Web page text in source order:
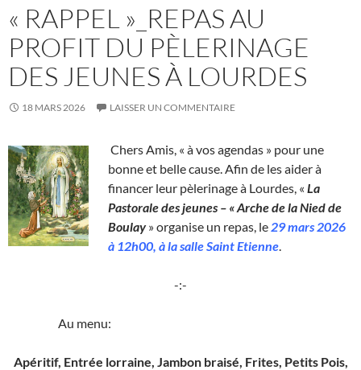
« RAPPEL »_REPAS AU
PROFIT DU PÈLERINAGE
DES JEUNES À LOURDES
18 MARS 2026 LAISSER UN COMMENTAIRE
Chers Amis, « à vos agendas » pour une
bonne et belle cause. Afin de les aider à
financer leur pèlerinage à Lourdes, « La
Pastorale des jeunes – « Arche de la Nied de
Boulay» organise un repas, le29 mars 2026
à 12h00, à la salle Saint Etienne.
-:-
Au menu:
Apéritif, Entrée lorraine, Jambon braisé, Frites, Petits Pois,